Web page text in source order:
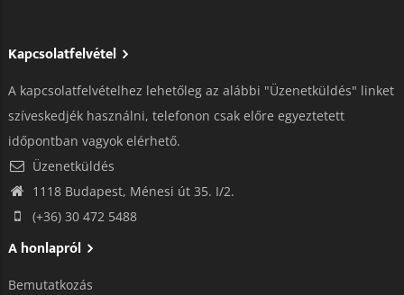
Kapcsolatfelvétel
A kapcsolatfelvételhez lehetőleg az alábbi "Üzenetküldés" linket
szíveskedjék használni, telefonon csak előre egyeztetett
időpontban vagyok elérhető.
Üzenetküldés
1118 Budapest, Ménesi út 35. I/2.
(+36) 30 472 5488
A honlapról
Bemutatkozás